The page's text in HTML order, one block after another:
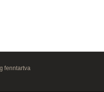
fenntartva